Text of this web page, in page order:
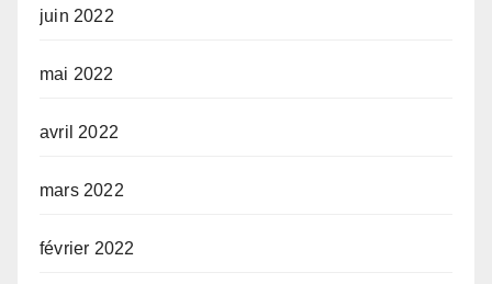
juin 2022
mai 2022
avril 2022
mars 2022
février 2022